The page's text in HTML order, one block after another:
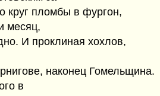
круг пломбы в фургон,
месяц,
И проклиная хохлов,
наконец Гомельщина.
в